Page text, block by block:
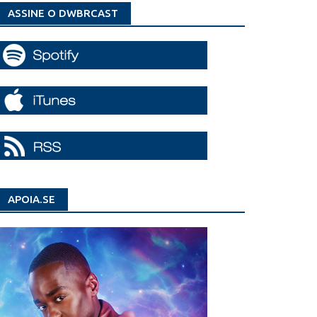
ASSINE O DWBRCAST
APOIA.SE